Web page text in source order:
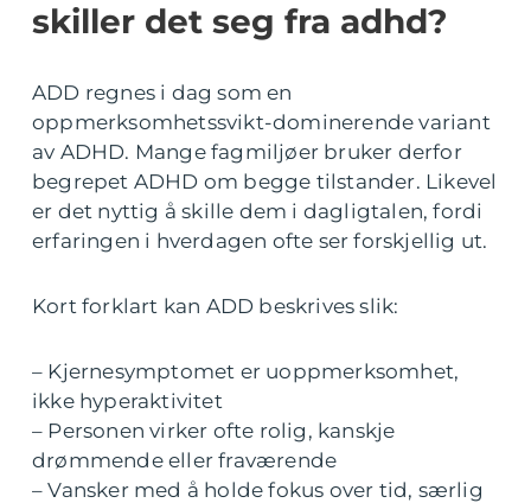
skiller det seg fra adhd?
ADD regnes i dag som en
oppmerksomhetssvikt-dominerende variant
av ADHD. Mange fagmiljøer bruker derfor
begrepet ADHD om begge tilstander. Likevel
er det nyttig å skille dem i dagligtalen, fordi
erfaringen i hverdagen ofte ser forskjellig ut.
Kort forklart kan ADD beskrives slik:
– Kjernesymptomet er uoppmerksomhet,
ikke hyperaktivitet
– Personen virker ofte rolig, kanskje
drømmende eller fraværende
– Vansker med å holde fokus over tid, særlig